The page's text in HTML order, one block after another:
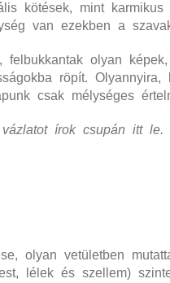
kötések, mint
van ezekben a
felbukkantak olyan
röpít.
csak mélységes
írok csupán itt le.
olyan vetületben
lélek és szellem)